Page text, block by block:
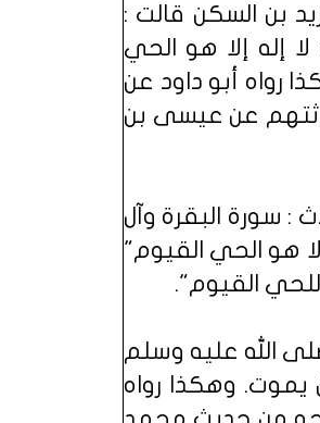
بن السكن قالت :
إله إلا هو الحي
رواه أبو داود عن
عن عيسى بن
: سورة البقرة وآل
هو الحي القيوم"
القيوم".
الله عليه وسلم
يموت. وهكذا رواه